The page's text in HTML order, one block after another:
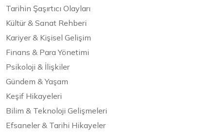
Tarihin Şaşırtıcı Olayları
Kültür & Sanat Rehberi
Kariyer & Kişisel Gelişim
Finans & Para Yönetimi
Psikoloji & İlişkiler
Gündem & Yaşam
Keşif Hikayeleri
Bilim & Teknoloji Gelişmeleri
Efsaneler & Tarihi Hikayeler